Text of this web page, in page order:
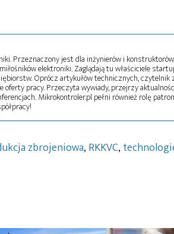
Przeznaczony jest dla inżynierów i
elektroniki. Zaglądają tu właściciele
Oprócz artykułów technicznych, czytelnik
pracy. Przeczyta wywiady, przejrzy
Mikrokontroler.pl pełni również rolę
zbrojeniowa, RKKVC,